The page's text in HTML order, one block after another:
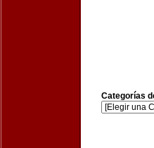
Categorías